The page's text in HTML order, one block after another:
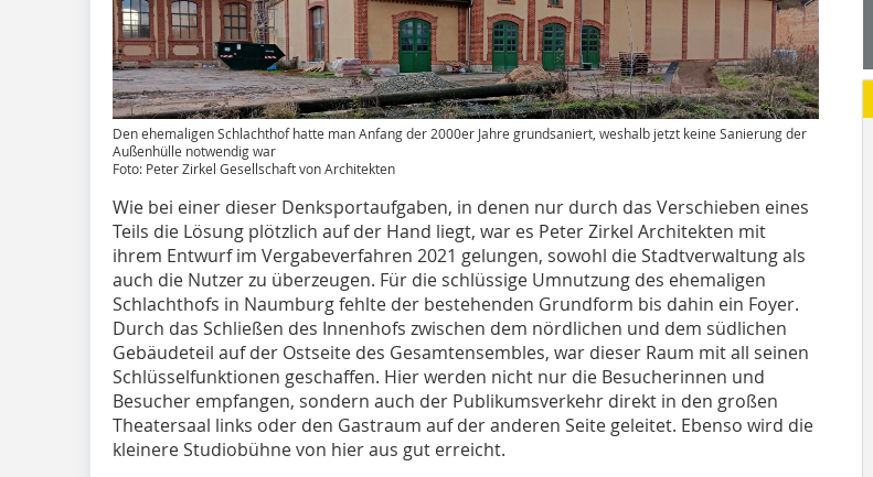
Den ehemaligen Schlachthof hatte man Anfang der 2000er Jahre grundsaniert, weshalb jetzt keine Sanierung der
Außenhülle notwendig war
Foto: Peter Zirkel Gesellschaft von Architekten
Wie bei einer dieser Denksportaufgaben, in denen nur durch das Verschieben eines
Teils die Lösung plötzlich auf der Hand liegt, war es Peter Zirkel Architekten mit
ihrem Entwurf im Vergabeverfahren 2021 gelungen, sowohl die Stadtverwaltung als
auch die Nutzer zu überzeugen. Für die schlüssige Umnutzung des ehemaligen
Schlachthofs in Naumburg fehlte der bestehenden Grundform bis dahin ein Foyer.
Durch das Schließen des Innenhofs zwischen dem nördlichen und dem südlichen
Gebäudeteil auf der Ostseite des Gesamtensembles, war dieser Raum mit all seinen
Schlüsselfunktionen geschaffen. Hier werden nicht nur die Besucherinnen und
Besucher empfangen, sondern auch der Publikumsverkehr direkt in den großen
Theatersaal links oder den Gastraum auf der anderen Seite geleitet. Ebenso wird die
kleinere Studiobühne von hier aus gut erreicht.